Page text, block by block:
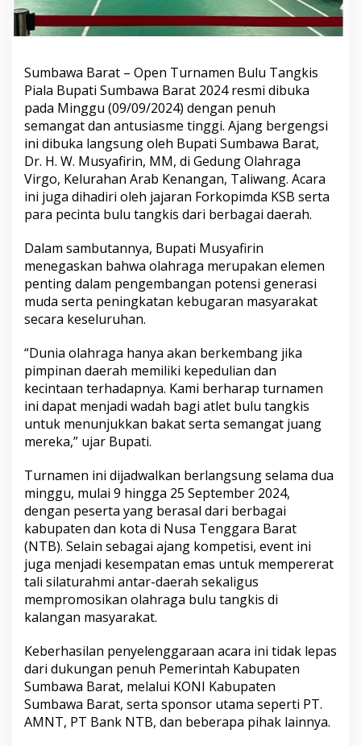
Sumbawa Barat – Open Turnamen Bulu Tangkis
Piala Bupati Sumbawa Barat 2024 resmi dibuka
pada Minggu (09/09/2024) dengan penuh
semangat dan antusiasme tinggi. Ajang bergengsi
ini dibuka langsung oleh Bupati Sumbawa Barat,
Dr. H. W. Musyafirin, MM, di Gedung Olahraga
Virgo, Kelurahan Arab Kenangan, Taliwang. Acara
ini juga dihadiri oleh jajaran Forkopimda KSB serta
para pecinta bulu tangkis dari berbagai daerah.
Dalam sambutannya, Bupati Musyafirin
menegaskan bahwa olahraga merupakan elemen
penting dalam pengembangan potensi generasi
muda serta peningkatan kebugaran masyarakat
secara keseluruhan.
“Dunia olahraga hanya akan berkembang jika
pimpinan daerah memiliki kepedulian dan
kecintaan terhadapnya. Kami berharap turnamen
ini dapat menjadi wadah bagi atlet bulu tangkis
untuk menunjukkan bakat serta semangat juang
mereka,” ujar Bupati.
Turnamen ini dijadwalkan berlangsung selama dua
minggu, mulai 9 hingga 25 September 2024,
dengan peserta yang berasal dari berbagai
kabupaten dan kota di Nusa Tenggara Barat
(NTB). Selain sebagai ajang kompetisi, event ini
juga menjadi kesempatan emas untuk mempererat
tali silaturahmi antar-daerah sekaligus
mempromosikan olahraga bulu tangkis di
kalangan masyarakat.
Keberhasilan penyelenggaraan acara ini tidak lepas
dari dukungan penuh Pemerintah Kabupaten
Sumbawa Barat, melalui KONI Kabupaten
Sumbawa Barat, serta sponsor utama seperti PT.
AMNT, PT Bank NTB, dan beberapa pihak lainnya.